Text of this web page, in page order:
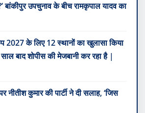
बांकीपुर उपचुनाव के बीच रामकृपाल यादव का
2027 के लिए 12 स्थानों का खुलासा किया
बाद शोपीस की मेजबानी कर रहा है |
नीतीश कुमार की पार्टी ने दी सलाह, ‘जिस